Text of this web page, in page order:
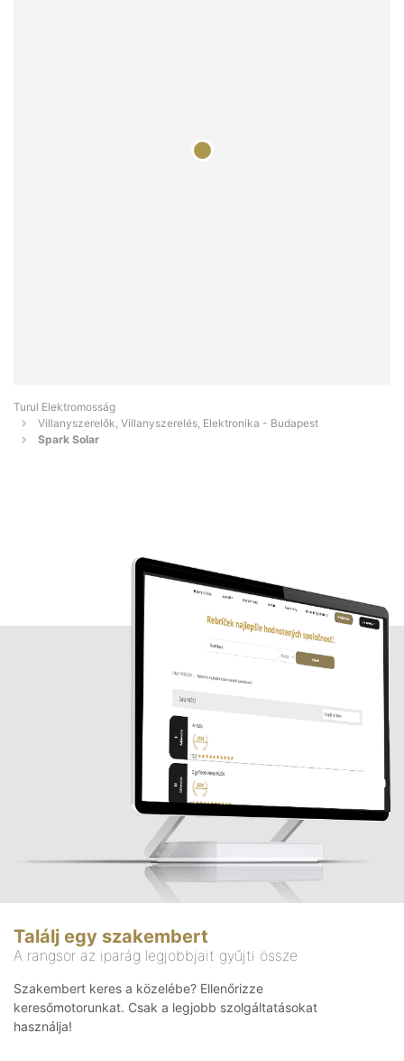
Turul Elektromosság
Villanyszerelők, Villanyszerelés, Elektronika - Budapest
Spark Solar
Találj egy szakembert
A rangsor az iparág legjobbjait gyűjti össze
Szakembert keres a közelébe? Ellenőrizze
keresőmotorunkat. Csak a legjobb szolgáltatásokat
használja!